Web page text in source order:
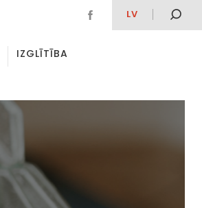
LV
IZGLĪTĪBA